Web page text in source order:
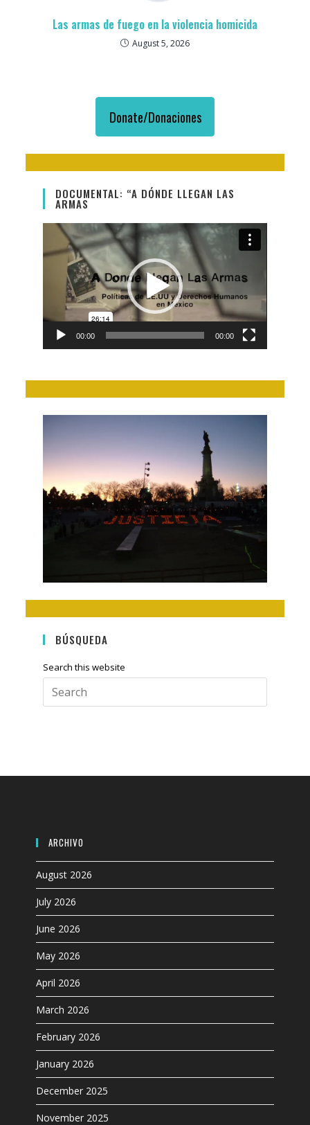
Las armas de fuego en la violencia homicida
August 5, 2026
Donate/Donaciones
DOCUMENTAL: “A DÓNDE LLEGAN LAS
ARMAS
Video
Player
00:00 00:00
BÚSQUEDA
Search this website
Escape
search
ARCHIVO
August 2026
July 2026
June 2026
May 2026
April 2026
March 2026
February 2026
January 2026
December 2025
November 2025